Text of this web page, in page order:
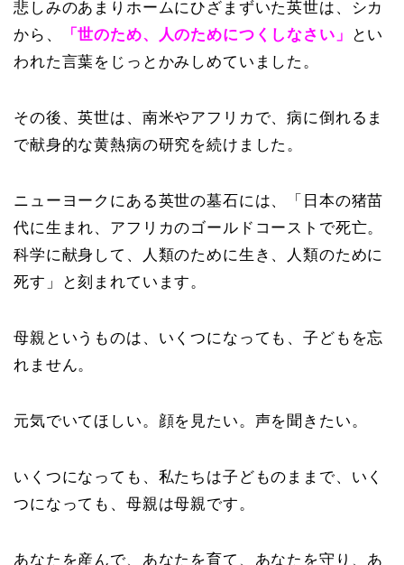
悲しみのあまりホームにひざまずいた英世は、シカ
から、
「世のため、人のためにつくしなさい」
とい
われた言葉をじっとかみしめていました。
その後、英世は、南米やアフリカで、病に倒れるま
で献身的な黄熱病の研究を続けました。
ニューヨークにある英世の墓石には、「日本の猪苗
代に生まれ、アフリカのゴールドコーストで死亡。
科学に献身して、人類のために生き、人類のために
死す」と刻まれています。
母親というものは、いくつになっても、子どもを忘
れません。
元気でいてほしい。顔を見たい。声を聞きたい。
いくつになっても、私たちは子どものままで、いく
つになっても、母親は母親です。
あなたを産んで、あなたを育て、あなたを守り、あ